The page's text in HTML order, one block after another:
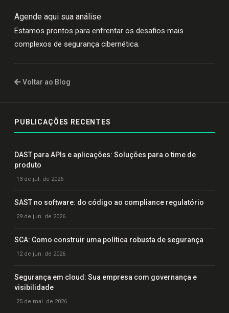
Agende aqui sua análise
Estamos prontos para enfrentar os desafios mais
complexos de segurança cibernética.
Voltar ao Blog
PUBLICAÇÕES RECENTES
DAST para APIs e aplicações: Soluções para o time de
produto
13 de jul. de 2026
SAST no software: do código ao compliance regulatório
29 de jun. de 2026
SCA: Como construir uma política robusta de segurança
12 de jun. de 2026
Segurança em cloud: Sua empresa com governança e
visibilidade
25 de mai. de 2026